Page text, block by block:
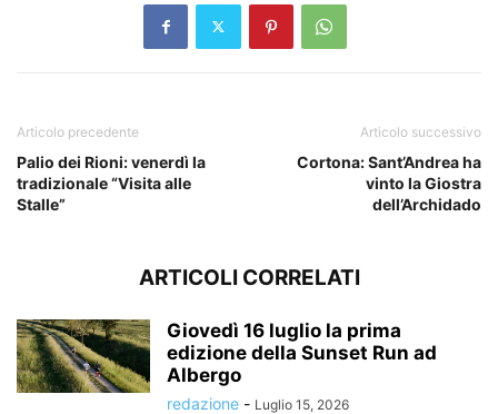
Articolo precedente
Palio dei Rioni: venerdì la
tradizionale “Visita alle
Stalle”
Articolo successivo
Cortona: Sant’Andrea ha
vinto la Giostra
dell’Archidado
ARTICOLI CORRELATI
Giovedì 16 luglio la prima
edizione della Sunset Run ad
Albergo
redazione - Luglio 15, 2026